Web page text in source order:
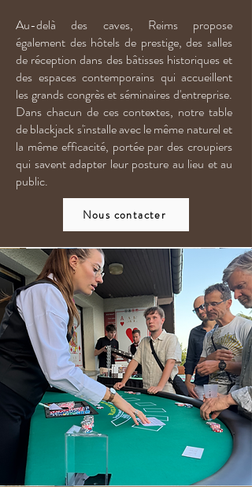
Au-delà des caves, Reims propose
également des hôtels de prestige, des salles
de réception dans des bâtisses historiques et
des espaces contemporains qui accueillent
les grands congrès et séminaires d'entreprise.
Dans chacun de ces contextes, notre table
de blackjack s'installe avec le même naturel et
la même efficacité, portée par des croupiers
qui savent adapter leur posture au lieu et au
public.
Nous contacter